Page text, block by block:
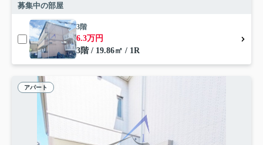
募集中の部屋
3階
6.3万円
3階 / 19.86㎡ / 1R
アパート